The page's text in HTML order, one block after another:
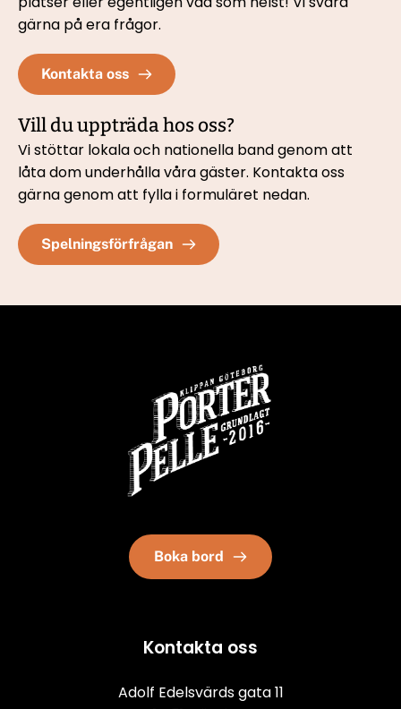
gärna på era frågor.
Kontakta oss
Vill du uppträda hos oss?
Vi stöttar lokala och nationella band genom att
låta dom underhålla våra gäster. Kontakta oss
gärna genom att fylla i formuläret nedan.
Spelningsförfrågan
Boka bord
Kontakta oss
Adolf Edelsvärds gata 11